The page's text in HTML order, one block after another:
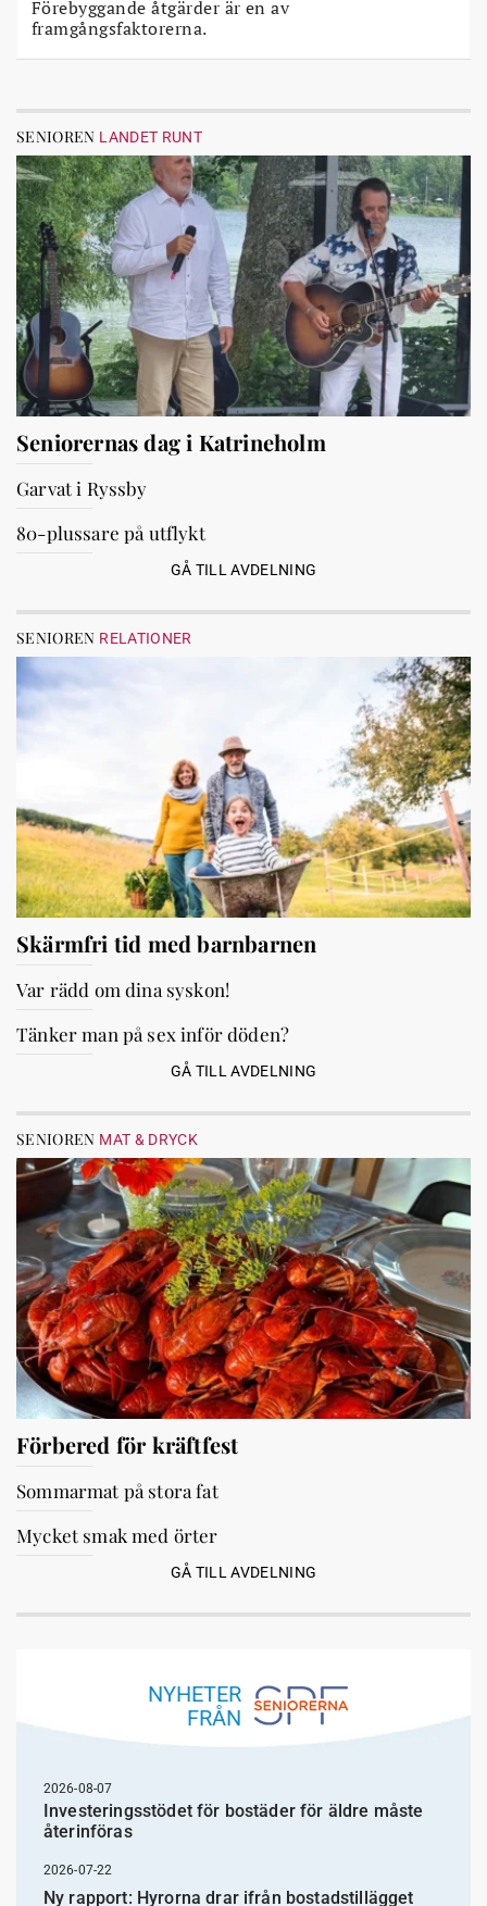
Förebyggande åtgärder är en av
framgångsfaktorerna.
SENIOREN LANDET RUNT
Seniorernas dag i Katrineholm
Garvat i Ryssby
80-plussare på utflykt
GÅ TILL AVDELNING
SENIOREN RELATIONER
Skärmfri tid med barnbarnen
Var rädd om dina syskon!
Tänker man på sex inför döden?
GÅ TILL AVDELNING
SENIOREN MAT & DRYCK
Förbered för kräftfest
Sommarmat på stora fat
Mycket smak med örter
GÅ TILL AVDELNING
NYHETER
FRÅN
2026-08-07
Investeringsstödet för bostäder för äldre måste
återinföras
2026-07-22
Ny rapport: Hyrorna drar ifrån bostadstillägget